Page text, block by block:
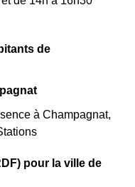
de
à Champagnat,
pour la ville de